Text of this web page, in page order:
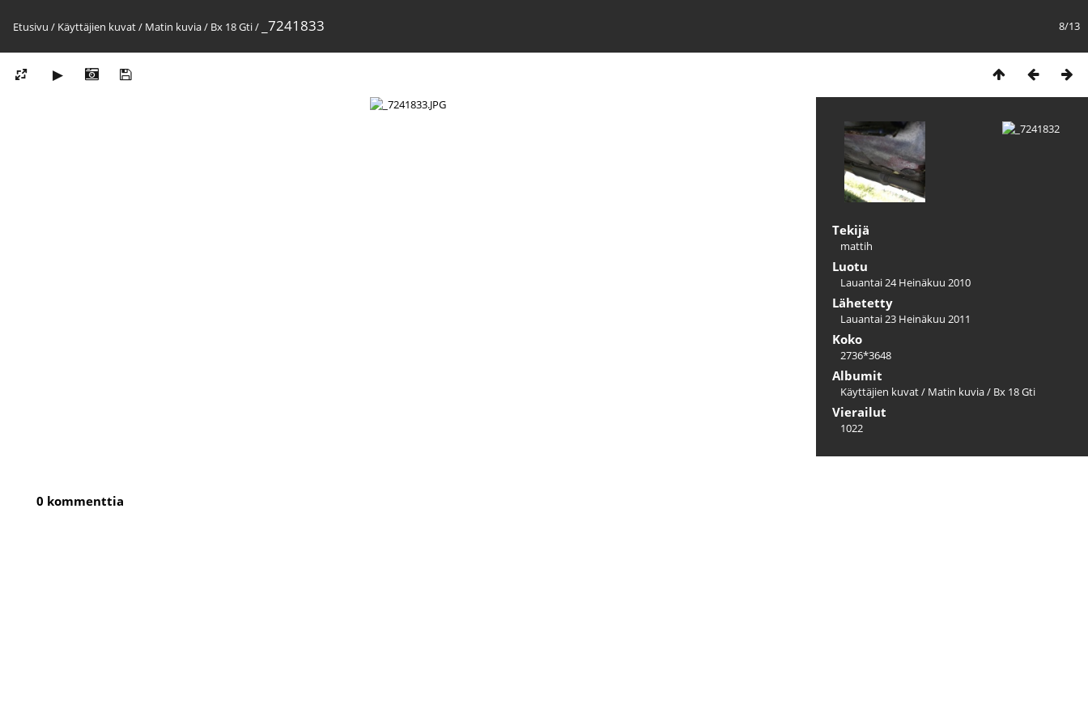
8/13
Etusivu / Käyttäjien kuvat/ Matin kuvia/ Bx 18 Gti/ _7241833
Tekijä
mattih
Luotu
Lauantai 24 Heinäkuu 2010
Lähetetty
Lauantai 23 Heinäkuu 2011
Koko
2736*3648
Albumit
Käyttäjien kuvat/ Matin kuvia/ Bx 18 Gti
Vierailut
1022
0 kommenttia